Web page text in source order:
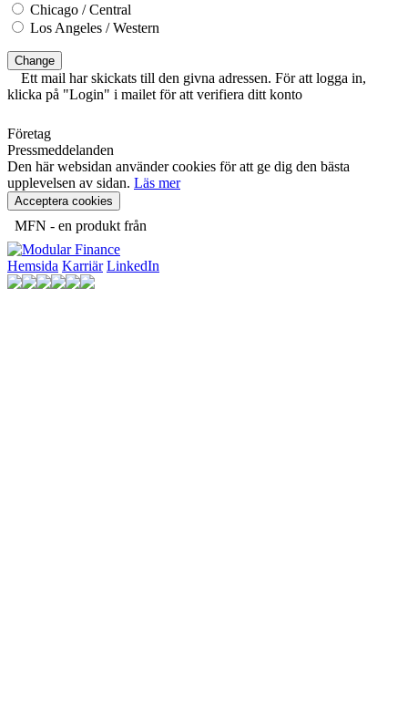
Chicago / Central
Los Angeles / Western
Change
Ett mail har skickats till den givna adressen. För att logga in,
klicka på "Login" i mailet för att verifiera ditt konto
Företag
Pressmeddelanden
Den här websidan använder cookies för att ge dig den bästa
upplevelsen av sidan. Läs mer
Acceptera cookies
MFN - en produkt från
Hemsida Karriär LinkedIn